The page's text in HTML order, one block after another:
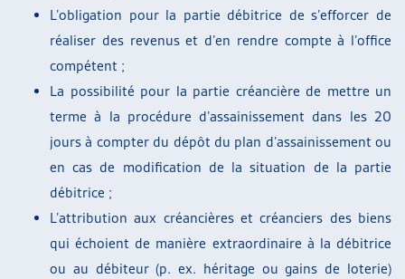
L’obligation pour la partie débitrice de s’efforcer de
réaliser des revenus et d’en rendre compte à l’office
compétent ;
La possibilité pour la partie créancière de mettre un
terme à la procédure d’assainissement dans les 20
jours à compter du dépôt du plan d’assainissement ou
en cas de modification de la situation de la partie
débitrice ;
L’attribution aux créancières et créanciers des biens
qui échoient de manière extraordinaire à la débitrice
ou au débiteur (p. ex. héritage ou gains de loterie)